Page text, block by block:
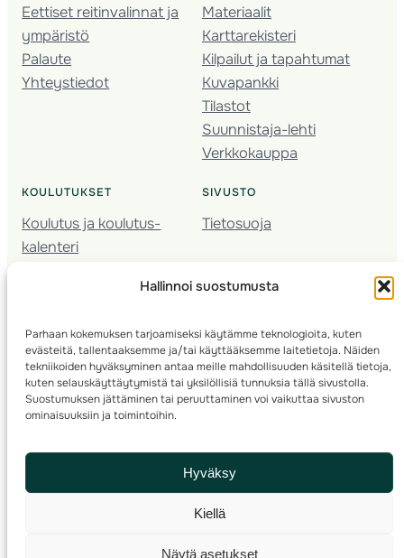
Hallinnoi suostumusta
Parhaan kokemuksen tarjoamiseksi käytämme teknologioita, kuten
evästeitä, tallentaaksemme ja/tai käyttääksemme laitetietoja. Näiden
tekniikoiden hyväksyminen antaa meille mahdollisuuden käsitellä tietoja,
kuten selauskäyttäytymistä tai yksilöllisiä tunnuksia tällä sivustolla.
Suostumuksen jättäminen tai peruuttaminen voi vaikuttaa sivuston
ominaisuuksiin ja toimintoihin.
Hyväksy
Kiellä
Näytä asetukset
Eettiset reitinvalinnat ja
ympäristö
Palaute
Yhteystiedot
Materiaalit
Karttarekisteri
Kilpailut ja tapahtumat
Kuvapankki
Tilastot
Suunnistaja-lehti
Verkkokauppa
KOULUTUKSET
Koulutus ja koulutus­
kalenteri
Seura­kehittäminen
Kartoitus
Ratamestari
SIVUSTO
Tietosuoja
© 2025 ·Suomen Suunnistusliitto· Valimotie 10, 00380 Helsinki, Finland
info(a)suunnistusliitto.fi,Rastilipun asiat: rastilippu(a)suunnistusliitto.fi
Kilpailut ja kuntorastit – Rastilippu:::Rastilipun ohjeet